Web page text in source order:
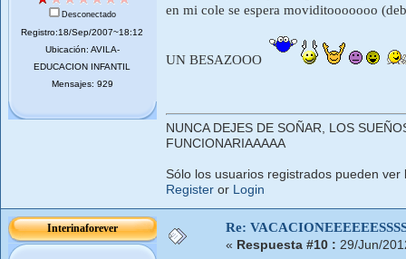
Desconectado
Registro:18/Sep/2007~18:12
Ubicación: AVILA-
EDUCACION INFANTIL
Mensajes: 929
en mi cole se espera moviditooooooo
UN BESAZOOO
NUNCA DEJES DE SOÑAR, LOS
FUNCIONARIAAAAA
Sólo los usuarios registrados pueden ver
Register or Login
Interinaforever Re:
« Respuesta #10 : 29/Jun/